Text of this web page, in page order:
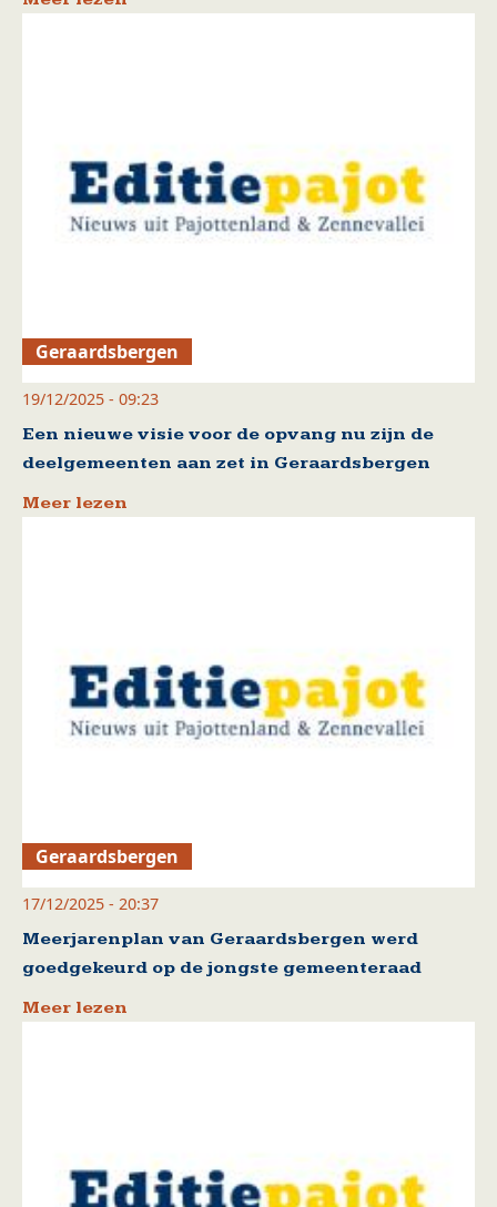
Geraardsbergen
19/12/2025 - 09:23
Een nieuwe visie voor de opvang nu zijn de
deelgemeenten aan zet in Geraardsbergen
Meer lezen
Geraardsbergen
17/12/2025 - 20:37
Meerjarenplan van Geraardsbergen werd
goedgekeurd op de jongste gemeenteraad
Meer lezen